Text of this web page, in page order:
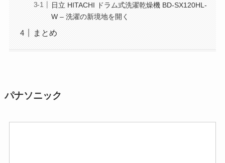
日立 HITACHI ドラム式洗濯乾燥機 BD-SX120HL-
W – 洗濯の新境地を開く
まとめ
パナソニック